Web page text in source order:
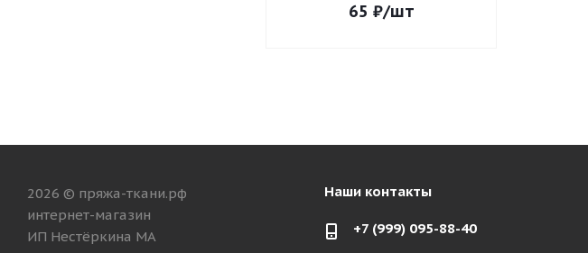
65 ₽/шт
2026 © пряжа-ткани.рф
интернет-магазин
ИП Нестёркина МА
Наши контакты
+7 (999) 095-88-40